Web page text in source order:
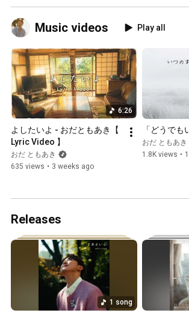
Music videos Play all
6:26
よしたいよ - おだともあき【
Lyric Video 】
おだ ともあき
635 views • 3 weeks ago
「どうでも
おだ ともあき
1.8K views •
Releases
1 song